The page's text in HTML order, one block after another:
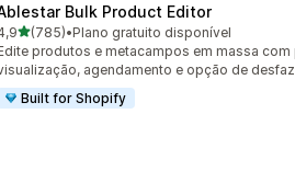
Bulk Product Editor
de 5 estrelas
(785)
avaliações ao todo
•Plano gratuito disponível
produtos e metacampos em massa com
agendamento e opção de
Built for Shopify